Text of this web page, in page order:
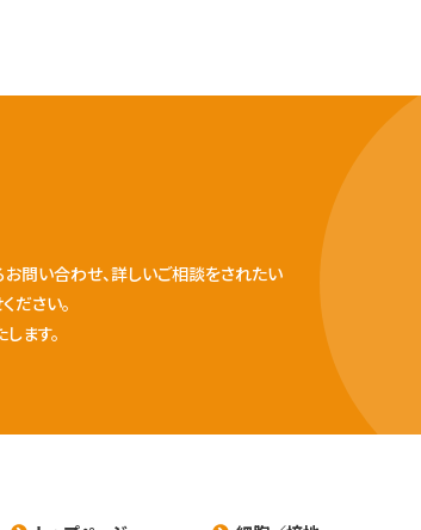
問い合わせ、詳しいご相談をされたい
ださい。
ます。